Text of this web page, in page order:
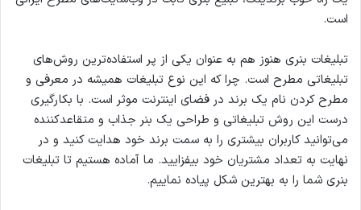
است.
تبلیغات بنری هنوز هم به عنوان یکی از پر استفاده‌ترین روش‌های
تبلیغاتی مطرح است. چرا که این نوع تبلیغات همیشه در معرفی و
مطرح کردن نام یک برند در فضای اینترنت موثر است. با بکارگیری
درست این روش تبلیغاتی و طراحی یک بنر جذاب و متقاعدکننده
می‌توانید کاربران بیشتری را به سمت برند خود هدایت کنید و در
نهایت به تعداد مشتریان خود بیفزایید. ما آماده هستیم تا تبلیغات
بنری شما را به بهترین شکل پیاده نماییم.